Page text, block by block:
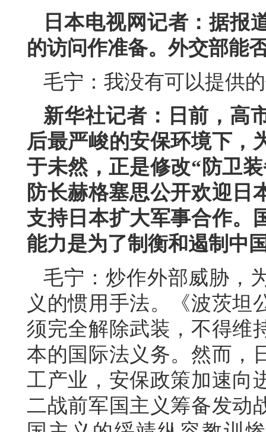
日本电视网记者：据报
的访问作准备。外交部能
毛宁：我没有可以提供
新华社记者：日前，高
后最严峻的安保环境下，
于未然，正是修改“防卫
防长赫格塞思公开欢迎日
支持日本扩大军事合作。
能力是为了制衡和遏制中
毛宁：炒作外部威胁，
义的惯用手法。《波茨坦
须完全解除武装，不得维
本的国际法义务。然而，
工产业，安保政策加速向
二战前军国主义筹备发动